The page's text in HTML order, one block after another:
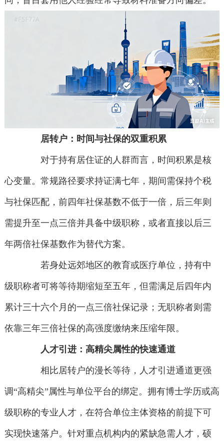
居转户：时间与社保的双重积累
对于持有居住证的人群而言，时间积累是核
心变量。常规路径要求持证满七年，期间需保持个税
与社保匹配，前四年社保基数不低于一倍，后三年则
需提升至一点三倍并具备中级职称，或者直接以后三
年两倍社保基数作为替代方案。
若身处远郊地区的教育或医疗单位，持有中
级职称者可将等待期缩短至五年，但需满足后四年内
累计三十六个月的一点三倍社保记录；无职称者则需
依靠三年三倍社保的高强度缴纳来压缩年限。
人才引进：高精尖属性的快速通道
相比居转户的漫长等待，人才引进通道更强
调“高精尖”属性与单位平台的绑定。拥有博士学历或高
级职称的专业人才，在符合单位主体资格的前提下可
实现快速落户。针对重点机构内的紧缺急需人才，硕